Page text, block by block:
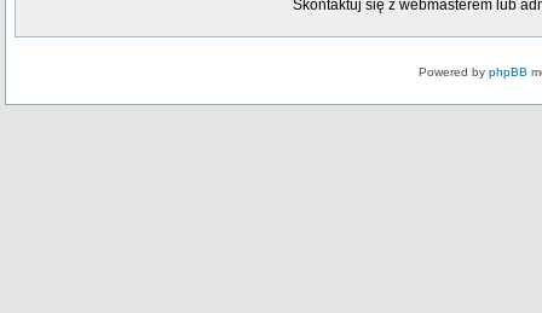
Skontaktuj się z webmasterem lub
Powered by phpBB